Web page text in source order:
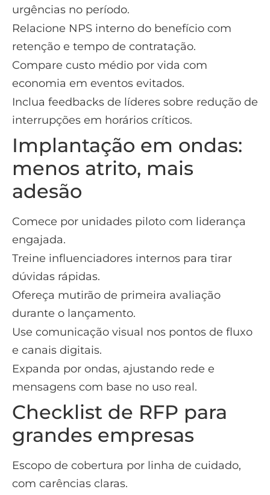
urgências no período.
Relacione NPS interno do benefício com
retenção e tempo de contratação.
Compare custo médio por vida com
economia em eventos evitados.
Inclua feedbacks de líderes sobre redução de
interrupções em horários críticos.
Implantação em ondas:
menos atrito, mais
adesão
Comece por unidades piloto com liderança
engajada.
Treine influenciadores internos para tirar
dúvidas rápidas.
Ofereça mutirão de primeira avaliação
durante o lançamento.
Use comunicação visual nos pontos de fluxo
e canais digitais.
Expanda por ondas, ajustando rede e
mensagens com base no uso real.
Checklist de RFP para
grandes empresas
Escopo de cobertura por linha de cuidado,
com carências claras.